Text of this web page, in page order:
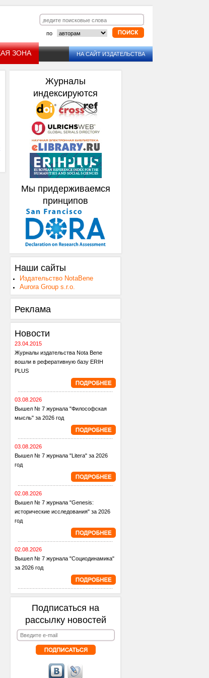
по
ЗОНА НА САЙТ ИЗДАТЕЛЬСТВА
Журналы
индексируются
Мы придерживаемся
принципов
Наши сайты
Издательство NotaBene
Aurora Group s.r.o.
Реклама
Новости
23.04.2015
Журналы издательства Nota Bene
вошли в реферативную базу ERIH
PLUS
03.08.2026
Вышел № 7 журнала "Философская
мысль" за 2026 год
03.08.2026
Вышел № 7 журнала "Litera" за 2026
год
02.08.2026
Вышел № 7 журнала "Genesis:
исторические исследования" за 2026
год
02.08.2026
Вышел № 7 журнала "Социодинамика"
за 2026 год
Подписаться на
рассылку новостей